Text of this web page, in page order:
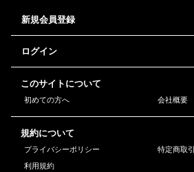
新規会員登録
ログイン
このサイトについて
初めての方へ 会社概要
規約について
プライバシーポリシー
特定商取
利用規約